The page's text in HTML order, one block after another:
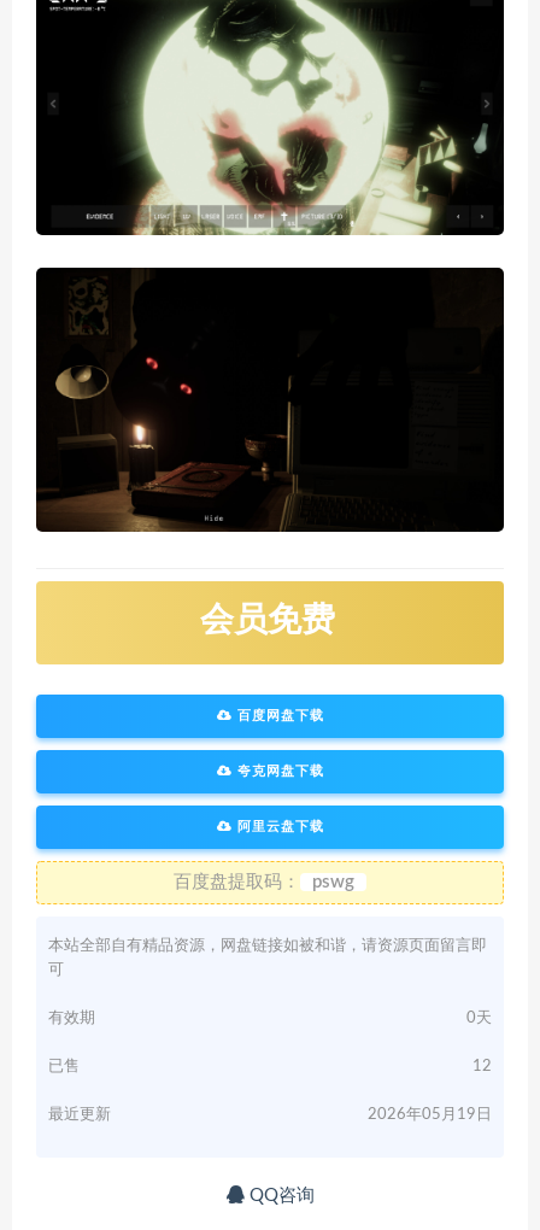
会员免费
百度网盘下载
夸克网盘下载
阿里云盘下载
百度盘提取码： pswg
本站全部自有精品资源，网盘链接如被和谐，请资源页面留言即
可
有效期 0天
已售 12
最近更新 2026年05月19日
QQ咨询